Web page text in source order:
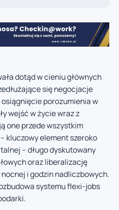
dotąd w cieniu głównych
się negocjacje
porozumienia w
wejść w życie wraz z
one przede wszystkim
kluczowy element szeroko
– długo dyskutowany
oraz liberalizację
i godzin nadliczbowych.
systemu flexi-jobs